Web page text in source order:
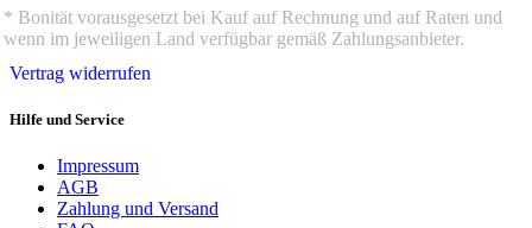
* Bonität vorausgesetzt bei Kauf auf Rechnung und auf Raten und
wenn im jeweiligen Land verfügbar gemäß Zahlungsanbieter.
Vertrag widerrufen
Hilfe und Service
Impressum
AGB
Zahlung und Versand